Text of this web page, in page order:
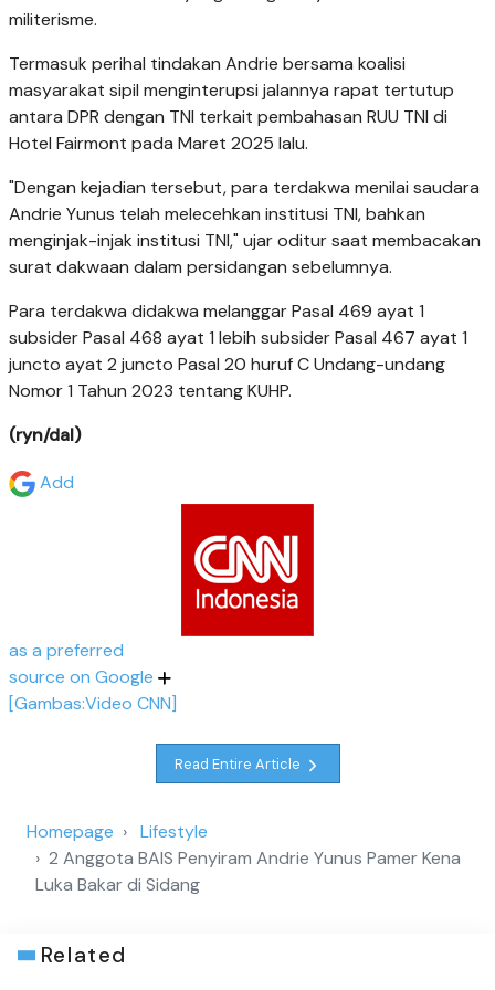
militerisme.
Termasuk perihal tindakan Andrie bersama koalisi
masyarakat sipil menginterupsi jalannya rapat tertutup
antara DPR dengan TNI terkait pembahasan RUU TNI di
Hotel Fairmont pada Maret 2025 lalu.
"Dengan kejadian tersebut, para terdakwa menilai saudara
Andrie Yunus telah melecehkan institusi TNI, bahkan
menginjak-injak institusi TNI," ujar oditur saat membacakan
surat dakwaan dalam persidangan sebelumnya.
Para terdakwa didakwa melanggar Pasal 469 ayat 1
subsider Pasal 468 ayat 1 lebih subsider Pasal 467 ayat 1
juncto ayat 2 juncto Pasal 20 huruf C Undang-undang
Nomor 1 Tahun 2023 tentang KUHP.
(ryn/dal)
Add
as a preferred
source on Google
[Gambas:Video CNN]
Read Entire Article
Homepage
Lifestyle
2 Anggota BAIS Penyiram Andrie Yunus Pamer Kena
Luka Bakar di Sidang
Related